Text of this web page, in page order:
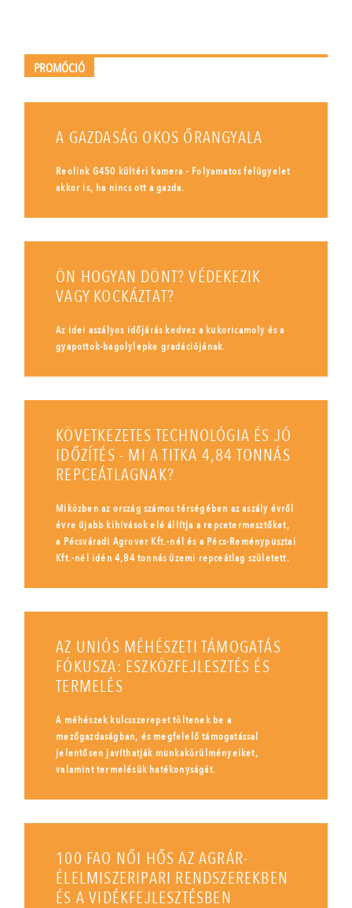
PROMÓCIÓ
A GAZDASÁG OKOS ŐRANGYALA
Reolink G450 kültéri kamera - Folyamatos felügyelet
akkor is, ha nincs ott a gazda.
ÖN HOGYAN DÖNT? VÉDEKEZIK
VAGY KOCKÁZTAT?
Az idei aszályos időjárás kedvez a kukoricamoly és a
gyapottok-bagolylepke gradációjának.
KÖVETKEZETES TECHNOLÓGIA ÉS JÓ
IDŐZÍTÉS - MI A TITKA 4,84 TONNÁS
REPCEÁTLAGNAK?
Miközben az ország számos térségében az aszály évről
évre újabb kihívások elé állítja a repcetermesztőket,
a Pécsváradi Agrover Kft.-nél és a Pécs-Reménypusztai
Kft.-nél idén 4,84 tonnás üzemi repceátlag született.
AZ UNIÓS MÉHÉSZETI TÁMOGATÁS
FÓKUSZA: ESZKÖZFEJLESZTÉS ÉS
TERMELÉS
A méhészek kulcsszerepet töltenek be a
mezőgazdaságban, és megfelelő támogatással
jelentősen javíthatják munkakörülményeiket,
valamint termelésük hatékonyságát.
100 FAO NŐI HŐS AZ AGRÁR-
ÉLELMISZERIPARI RENDSZEREKBEN
ÉS A VIDÉKFEJLESZTÉSBEN